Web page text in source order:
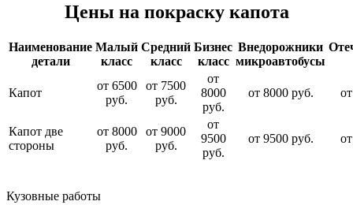
Цены на покраску капота
Наименование
детали
Малый
класс
Средний
класс
Бизнес
класс
Внедорожники
микроавтобусы
Капот
от 6500
руб.
от 7500
руб.
от
8000
руб.
от 8000 руб.
Капот две
стороны
от 8000
руб.
от 9000
руб.
от
9500
руб.
от 9500 руб.
Кузовные работы